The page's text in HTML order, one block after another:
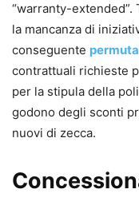
“warranty-
la mancanza di
conseguente permuta
contrattuali richieste
per la stipula della
godono degli sconti
nuovi di zecca.